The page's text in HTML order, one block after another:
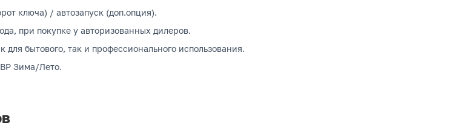
ключа) / автозапуск (доп.опция).
при покупке у авторизованных дилеров.
бытового, так и профессионального использования.
Зима/Лето.